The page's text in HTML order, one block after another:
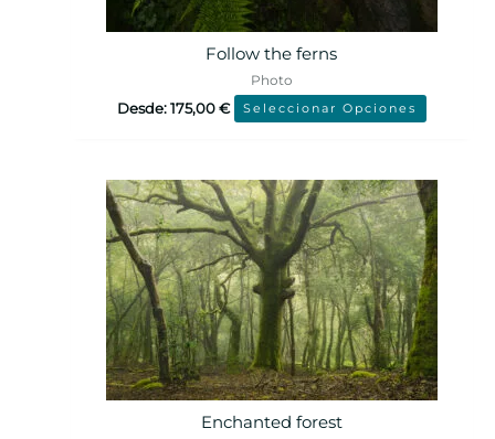
Follow the ferns
Photo
Desde:175,00€ Seleccionar Opciones
Enchanted forest